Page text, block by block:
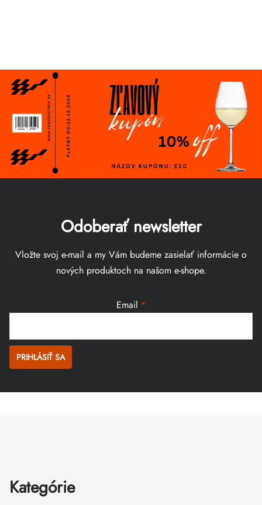
Odoberať newsletter
Vložte svoj e-mail a my Vám budeme zasielať informácie o
nových produktoch na našom e-shope.
Email
PRIHLÁSIŤ SA
Kategórie